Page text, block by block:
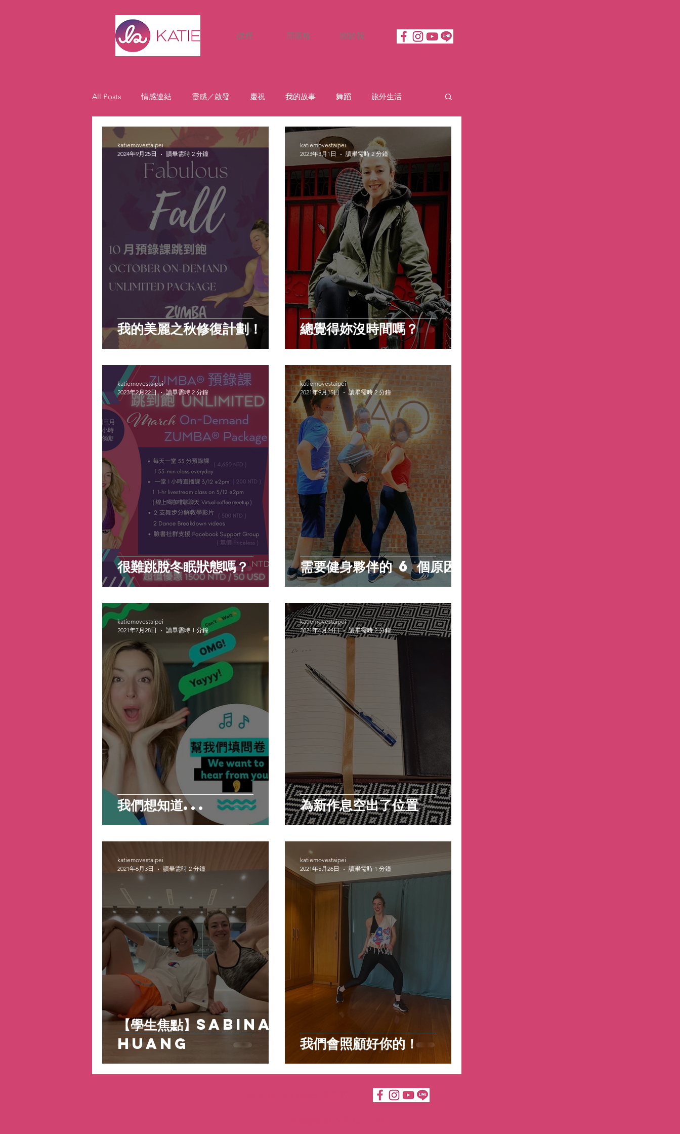
課程 部落格 關於我
All Posts 情感連結 靈感／啟發 慶祝 我的故事 舞蹈 旅外生活
學生焦點 動力
我的美麗之秋修復計劃！
katiemovestaipei
2024年9月25日
讀畢需時 2 分鐘
總覺得妳沒時間嗎？
katiemovestaipei
2023年3月1日
讀畢需時 2 分鐘
很難跳脫冬眠狀態嗎？
katiemovestaipei
2023年2月22日
讀畢需時 2 分鐘
需要健身夥伴的 6 個原因
katiemovestaipei
2021年9月15日
讀畢需時 2 分鐘
我們想知道...
katiemovestaipei
2021年7月28日
讀畢需時 1 分鐘
為新作息空出了位置
katiemovestaipei
2021年6月24日
讀畢需時 2 分鐘
【學生焦點】Sabina
Huang
katiemovestaipei
2021年6月3日
讀畢需時 2 分鐘
我們會照顧好你的！
katiemovestaipei
2021年5月26日
讀畢需時 1 分鐘